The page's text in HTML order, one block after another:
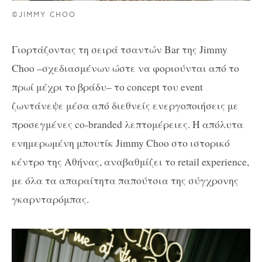
©JIMMY CHOO
Γιορτάζοντας τη σειρά τσαντών Bar της Jimmy
Choo –σχεδιασμένων ώστε να φοριούνται από το
πρωί μέχρι το βράδυ– το concept του event
ζωντάνεψε μέσα από διεθνείς ενεργοποιήσεις με
προσεγμένες co-branded λεπτομέρειες. Η απόλυτα
ενημερωμένη μπουτίκ Jimmy Choo στο ιστορικό
κέντρο της Αθήνας, αναβαθμίζει το retail experience,
με όλα τα απαραίτητα παπούτσια της σύγχρονης
γκαρνταρόμπας.